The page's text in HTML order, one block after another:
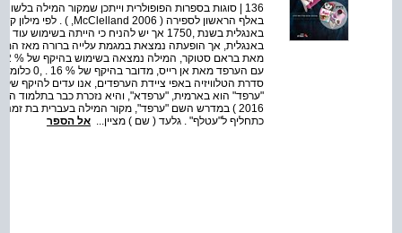
136 | סוגות בספרות הפופולרית וייתכן שמקור המילה
"ערפד" הוא בארמית, "ערפדא", והיא נזכרת כבר בתלמוד
2016 ) במדרש השם "ערפד", מקור המילה בעברית בת
כתחליף ל"עטלף" . גלעד ( שם ) מציין... אל הספר